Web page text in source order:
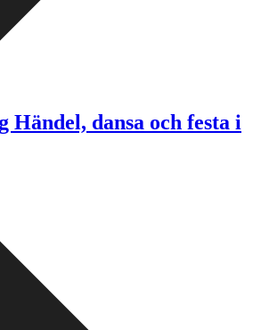
Händel, dansa och festa i